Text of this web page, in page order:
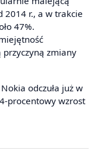
2014 r., a w trakcie
47%.
przyczyną zmiany
odczuła już w
procentowy wzrost